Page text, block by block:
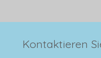
Kontaktieren